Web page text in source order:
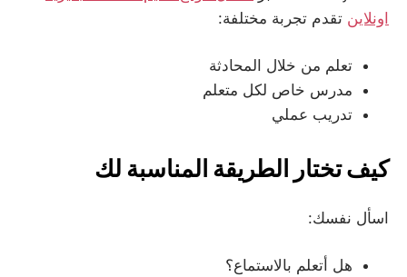
اونلاين تقدم تجربة مختلفة:
تعلم من خلال المحادثة
مدرس خاص لكل متعلم
تدريب عملي
كيف تختار الطريقة المناسبة لك
اسأل نفسك:
هل أتعلم بالاستماع؟